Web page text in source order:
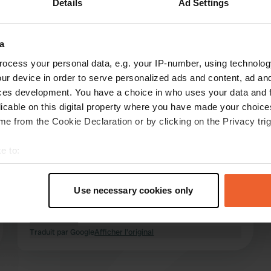
Details Ad Settings
your personal data, e.g. your IP-number, using
device in order to serve personalized ads and content, ad
development. You have a choice in who uses your data and
on this digital property where you have made your
from the Cookie Declaration or by clicking on the Privacy
to:
geographical location which can be accurate to within
personal data is processed and set your preferences in the
content and ads, to provide social media features and to
Use necessary cookies only
Montre plus
avis
EtW
juil. 2025
d'après mon expérience, c'est le cas pour
presque tous les sites. Accueil chaleureux,
sanitaires basiques mais largement suffisants,
et sinon, on utilise les siens. Et cher… eh bien,
part à la campagne ?
Traduit par GoogleAfficher l'original